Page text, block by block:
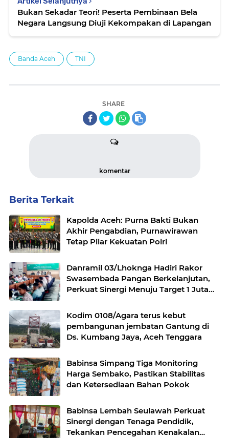
Bukan Sekadar Teori! Peserta Pembinaan Bela
Negara Langsung Diuji Kekompakan di Lapangan
Banda Aceh TNI
SHARE
komentar
Berita Terkait
Kapolda Aceh: Purna Bakti Bukan
Akhir Pengabdian, Purnawirawan
Tetap Pilar Kekuatan Polri
Danramil 03/Lhoknga Hadiri Rakor
Swasembada Pangan Berkelanjutan,
Perkuat Sinergi Menuju Target 1 Juta
Kodim 0108/Agara terus kebut
pembangunan jembatan Gantung di
Ds. Kumbang Jaya, Aceh Tenggara
Babinsa Simpang Tiga Monitoring
Harga Sembako, Pastikan Stabilitas
dan Ketersediaan Bahan Pokok
Babinsa Lembah Seulawah Perkuat
Sinergi dengan Tenaga Pendidik,
Tekankan Pencegahan Kenakalan